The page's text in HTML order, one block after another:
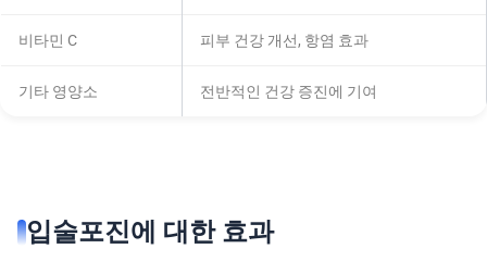
비타민 C 피부 건강 개선, 항염 효과
기타 영양소 전반적인 건강 증진에 기여
입술포진에 대한 효과